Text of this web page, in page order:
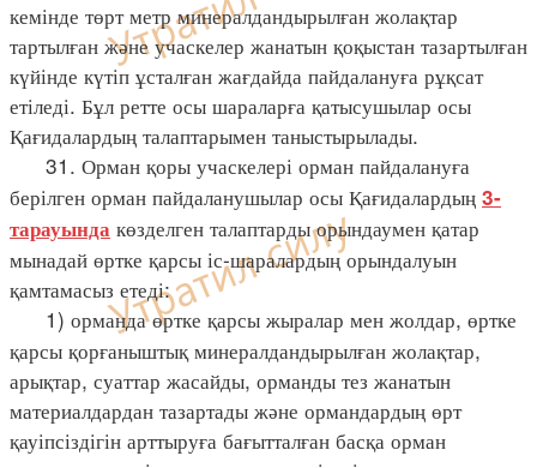
кемінде төрт метр минералдандырылған жолақтар
тартылған және учаскелер жанатын қоқыстан тазартылған
күйінде күтіп ұсталған жағдайда пайдалануға рұқсат
етіледі. Бұл ретте осы шараларға қатысушылар осы
Қағидалардың талаптарымен таныстырылады.
31. Орман қоры учаскелері орман пайдалануға
берілген орман пайдаланушылар осы Қағидалардың 3-
тарауында көзделген талаптарды орындаумен қатар
мынадай өртке қарсы іс-шаралардың орындалуын
қамтамасыз етеді:
1) орманда өртке қарсы жыралар мен жолдар, өртке
қарсы қорғаныштық минералдандырылған жолақтар,
арықтар, суаттар жасайды, орманды тез жанатын
материалдардан тазартады және ормандардың өрт
қауіпсіздігін арттыруға бағытталған басқа орман